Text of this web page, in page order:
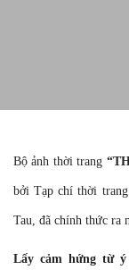
Bộ ảnh thời trang
bởi Tạp chí thời
Tau, đã chính thức ra
Lấy cảm hứng từ